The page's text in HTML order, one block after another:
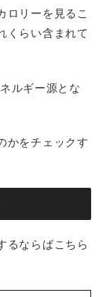
ロリーを見るこ
くらい含まれて
ルギー源とな
かをチェックす
るならばこちら